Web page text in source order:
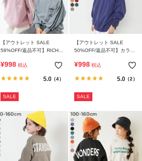
【アウトレット SALE
58%OFF/返品不可】RICH
トレーナー
¥998 税込
5.0（4）
SALE
【アウトレット SALE
50%OFF/返品不可】カラフ
毛 無地 大人トレーナー
¥998 税込
5.0（2）
SALE